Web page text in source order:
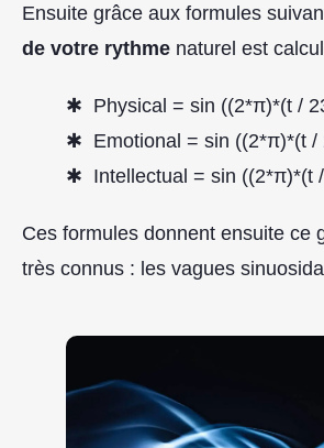
Ensuite grâce aux formules
de votre rythme naturel est
Physical = sin ((2*π)*(t /
Emotional = sin ((2*π)*(t /
Intellectual = sin ((2*π)*(t
Ces formules donnent ensuite ce
très connus : les vagues